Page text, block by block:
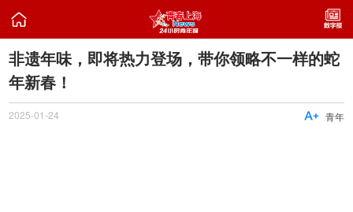

非遗年味，即将热力登场，带你领略不一样的蛇
年新春！
2025-01-24 青年
